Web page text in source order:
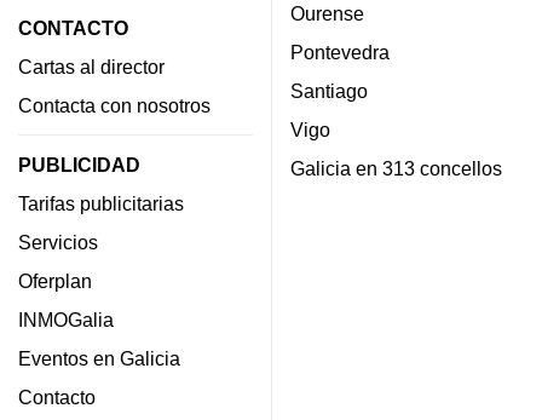
CONTACTO
Cartas al director
Contacta con nosotros
PUBLICIDAD
Tarifas publicitarias
Servicios
Oferplan
INMOGalia
Eventos en Galicia
Contacto
Ourense
Pontevedra
Santiago
Vigo
Galicia en 313 concellos